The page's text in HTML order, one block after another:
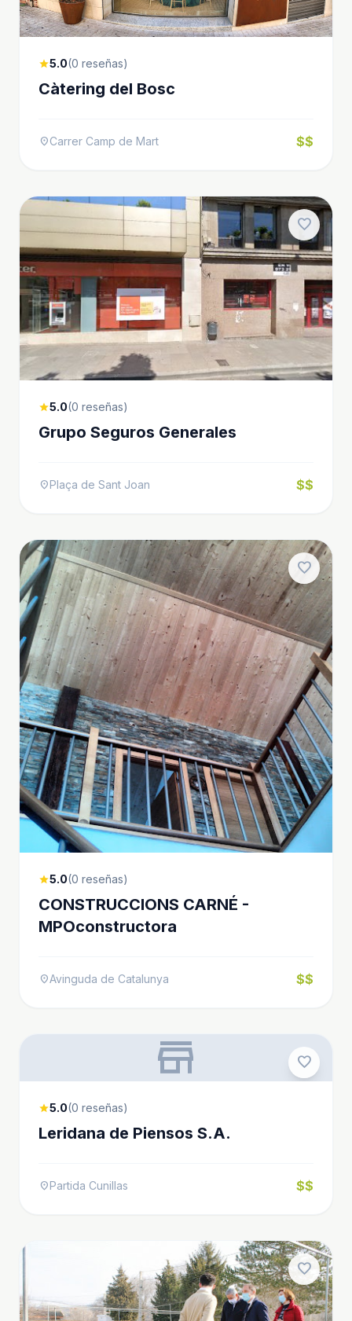
star5.0(0 reseñas)
Càtering del Bosc
location_onCarrer Camp de Mart $$
favorite
star5.0(0 reseñas)
Grupo Seguros Generales
location_on Plaça de Sant Joan $$
favorite
star5.0(0 reseñas)
CONSTRUCCIONS CARNÉ -
MPOconstructora
location_onAvinguda de Catalunya $$
favorite
store
star5.0(0 reseñas)
Leridana de Piensos S.A.
location_on Partida Cunillas $$
favorite